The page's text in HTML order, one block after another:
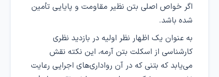
اگر خواص اصلی بتن نظیر مقاومت و پایایی تأمین
شده باشد.
به عنوان یک اظهار نظر اولیه در بازدید نظری
کارشناسی از اسکلت بتن آرمه، این نکته نقش
می‌یابد که بتنی که در آن رواداری‌های اجرایی رعایت